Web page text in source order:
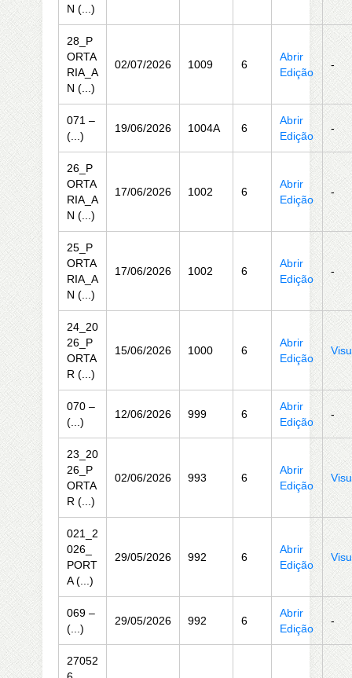
N (...)
28_P
ORTA
RIA_A
N (...)
02/07/2026 1009 6
Abrir
Edição
-
071 –
(...)
19/06/2026 1004A 6
Abrir
Edição
-
26_P
ORTA
RIA_A
N (...)
17/06/2026 1002 6
Abrir
Edição
-
25_P
ORTA
RIA_A
N (...)
17/06/2026 1002 6
Abrir
Edição
-
24_20
26_P
ORTA
R (...)
15/06/2026 1000 6
Abrir
Edição
070 –
(...)
12/06/2026 999 6
Abrir
Edição
-
23_20
26_P
ORTA
R (...)
02/06/2026 993 6
Abrir
Edição
021_2
026_
PORT
A (...)
29/05/2026 992 6
Abrir
Edição
069 –
(...)
29/05/2026 992 6
Abrir
Edição
-
27052